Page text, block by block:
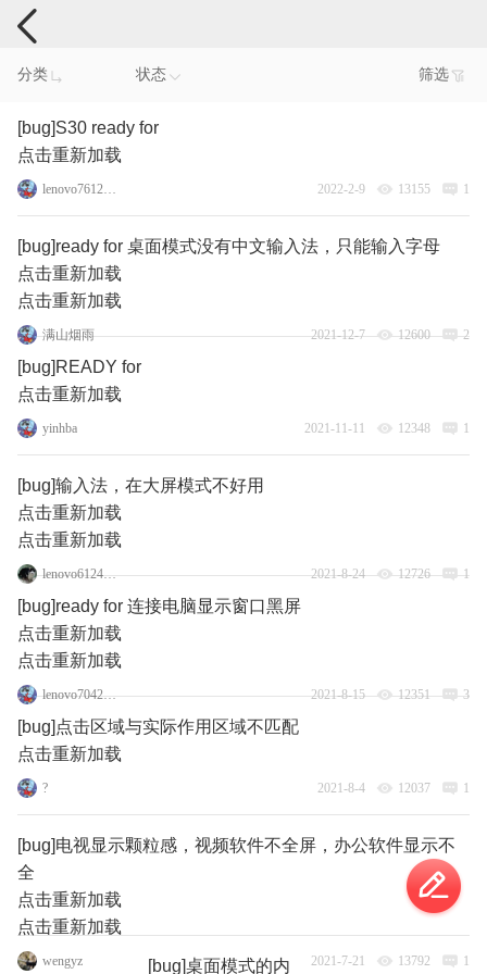
手机反馈
分类 状态 筛选
[bug]S30 ready for
点击重新加载
lenovo76129531 2022-2-9 13155 1
[bug]ready for 桌面模式没有中文输入法，只能输入字母
点击重新加载
点击重新加载
满山烟雨 2021-12-7 12600 2
[bug]READY for
点击重新加载
yinhba 2021-11-11 12348 1
[bug]输入法，在大屏模式不好用
点击重新加载
点击重新加载
lenovo61246067 2021-8-24 12726 1
[bug]ready for 连接电脑显示窗口黑屏
点击重新加载
点击重新加载
lenovo70427259 2021-8-15 12351 3
[bug]点击区域与实际作用区域不匹配
点击重新加载
? 2021-8-4 12037 1
[bug]电视显示颗粒感，视频软件不全屏，办公软件显示不
全
点击重新加载
点击重新加载
wengyz 2021-7-21 13792 1
[bug]桌面模式的内